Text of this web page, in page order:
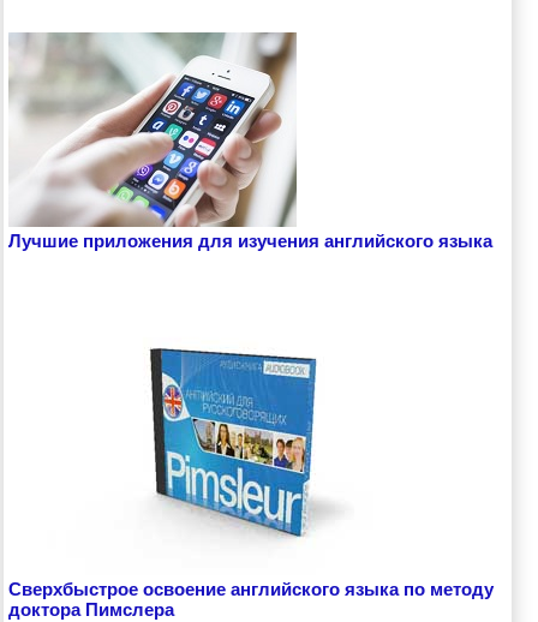
Лучшие приложения для изучения английского языка
Сверхбыстрое освоение английского языка по методу
доктора Пимслера